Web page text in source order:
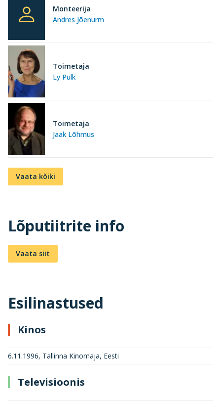
Andres Jõenurm
Monteerija
Ly Pulk
Toimetaja
Jaak Lõhmus
Toimetaja
Vaata kõiki
Lõputiitrite info
Vaata siit
Esilinastused
Kinos
6.11.1996, Tallinna Kinomaja, Eesti
Televisioonis